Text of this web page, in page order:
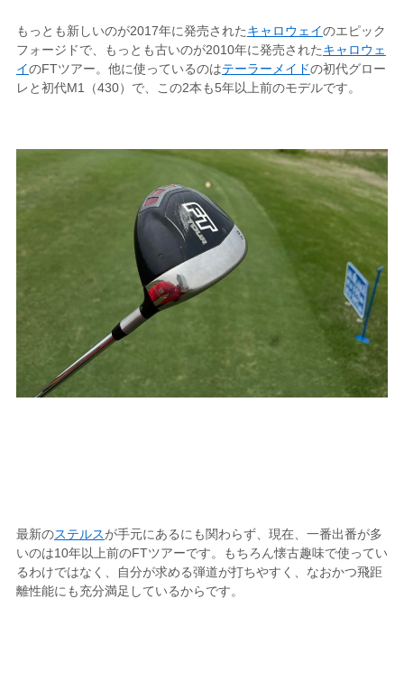
もっとも新しいのが2017年に発売されたキャロウェイのエピック
フォージドで、もっとも古いのが2010年に発売されたキャロウェ
イのFTツアー。他に使っているのはテーラーメイドの初代グロー
レと初代M1（430）で、この2本も5年以上前のモデルです。
最新のステルスが手元にあるにも関わらず、現在、一番出番が多
いのは10年以上前のFTツアーです。もちろん懐古趣味で使ってい
るわけではなく、自分が求める弾道が打ちやすく、なおかつ飛距
離性能にも充分満足しているからです。